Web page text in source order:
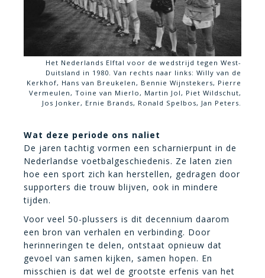
Het Nederlands Elftal voor de wedstrijd tegen West-
Duitsland in 1980. Van rechts naar links: Willy van de
Kerkhof, Hans van Breukelen, Bennie Wijnstekers, Pierre
Vermeulen, Toine van Mierlo, Martin Jol, Piet Wildschut,
Jos Jonker, Ernie Brands, Ronald Spelbos, Jan Peters.
Wat deze periode ons naliet
De jaren tachtig vormen een scharnierpunt in de
Nederlandse voetbalgeschiedenis. Ze laten zien
hoe een sport zich kan herstellen, gedragen door
supporters die trouw blijven, ook in mindere
tijden.
Voor veel 50-plussers is dit decennium daarom
een bron van verhalen en verbinding. Door
herinneringen te delen, ontstaat opnieuw dat
gevoel van samen kijken, samen hopen. En
misschien is dat wel de grootste erfenis van het